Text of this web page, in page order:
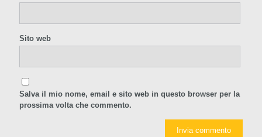
Sito web
Salva il mio nome, email e sito web in questo browser per la
prossima volta che commento.